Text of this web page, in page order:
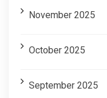
November 2025
October 2025
September 2025